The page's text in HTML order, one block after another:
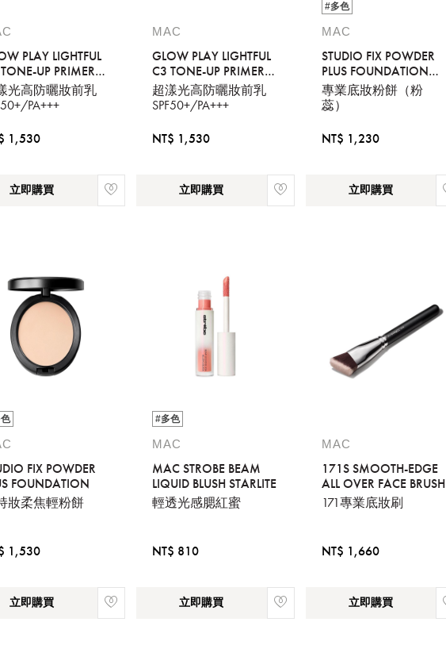
請選擇您的搭機地點
臺北松山機場(TSA)
醒您：
機場的下單時間皆不相同，細節或訂購流程指引，請瀏覽購物流程說
稍後決定
PLAY LIGHTFUL
UP PRIMER
50+/PA+++-
PEACHED
光高防曬妝前乳
PA+++
1,530
立即購買
MAC
GLOW PLAY LIGHTFUL
C3 TONE-UP PRIMER
SPF 50+/PA+++ -
LIGHTLY LAVENDER
超漾光高防曬妝前乳
SPF50+/PA+++
NT$ 1,530
立即購買
#多色
MAC
STUDIO FIX POWDER
PLUS FOUNDATION
REFILL
專業底妝粉餅（粉
蕊）
NT$ 1,230
立即購買
FIX POWDER
FOUNDATION
妝柔焦輕粉餅
1,530
立即購買
#多色
MAC
MAC STROBE BEAM
LIQUID BLUSH STARLITE
輕透光感腮紅蜜
NT$ 810
立即購買
MAC
171S SMOOTH-EDGE
ALL OVER FACE BRUSH
171專業底妝刷
NT$ 1,660
立即購買
您必須登入才有辦法使用喜愛清單！